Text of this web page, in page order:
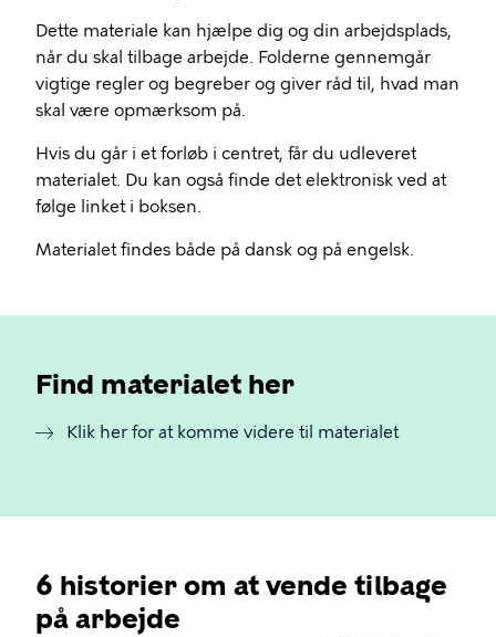
Dette materiale kan hjælpe dig og din arbejdsplads,
når du skal tilbage arbejde. Folderne gennemgår
vigtige regler og begreber og giver råd til, hvad man
skal være opmærksom på.
Hvis du går i et forløb i centret, får du udleveret
materialet. Du kan også finde det elektronisk ved at
følge linket i boksen.
Materialet findes både på dansk og på engelsk.
Find materialet her
Klik her for at komme videre til materialet
6 historier om at vende tilbage
på arbejde